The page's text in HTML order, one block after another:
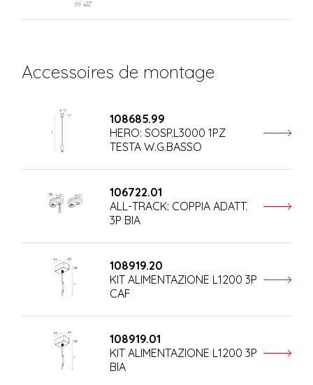
Accessoires de montage
108685.99
HERO: SOSP.L3000 1PZ
TESTA W.G.BASSO
106722.01
ALL-TRACK: COPPIA ADATT.
3P BIA
108919.20
KIT ALIMENTAZIONE L1200 3P
CAF
108919.01
KIT ALIMENTAZIONE L1200 3P
BIA